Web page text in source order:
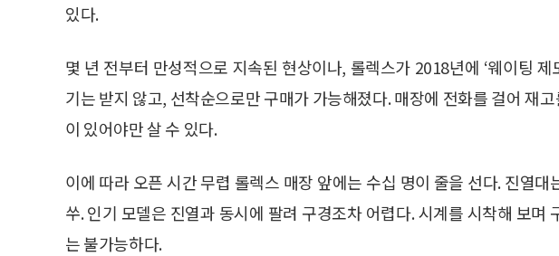
있다.
몇 년 전부터 만성적으로 지속된 현상이나, 롤렉스가 2018년에 ‘웨이팅 제
기는 받지 않고, 선착순으로만 구매가 가능해졌다. 매장에 전화를 걸어 재
이 있어야만 살 수 있다.
이에 따라 오픈 시간 무렵 롤렉스 매장 앞에는 수십 명이 줄을 선다. 진열대
쑤. 인기 모델은 진열과 동시에 팔려 구경조차 어렵다. 시계를 시착해 보며
는 불가능하다.